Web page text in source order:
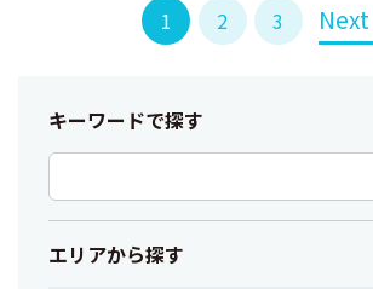
1 2 3 Next
キーワードで探す
エリアから探す